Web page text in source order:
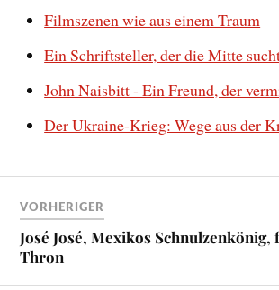
Filmszenen wie aus einem Traum
Ein Schriftsteller, der die Mitte
John Naisbitt - Ein Freund, der
Der Ukraine-Krieg: Wege aus der
VORHERIGER
José José, Mexikos Schnulzenkönig,
Thron